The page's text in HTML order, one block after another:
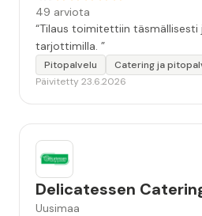
49 arviota
“Tilaus toimitettiin täsmällisesti
tarjottimilla. ”
Pitopalvelu Catering ja
Päivitetty 23.6.2026
Delicatessen
Uusimaa